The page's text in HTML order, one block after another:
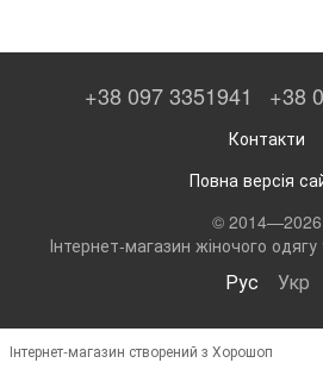
+38 097 3351941 +38
Контакти
Повна версія
© 2014—2026
Інтернет-магазин жіночого одягу
Рус Укр
Інтернет-магазин створений з Хорошоп